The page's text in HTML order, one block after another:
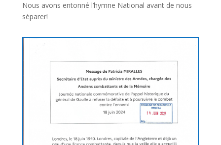
Nous avons entonné l’hymne National avant de nous
séparer!